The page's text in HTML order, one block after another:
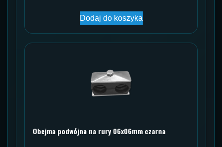
Dodaj do koszyka
Obejma podwójna na rury 06x06mm czarna